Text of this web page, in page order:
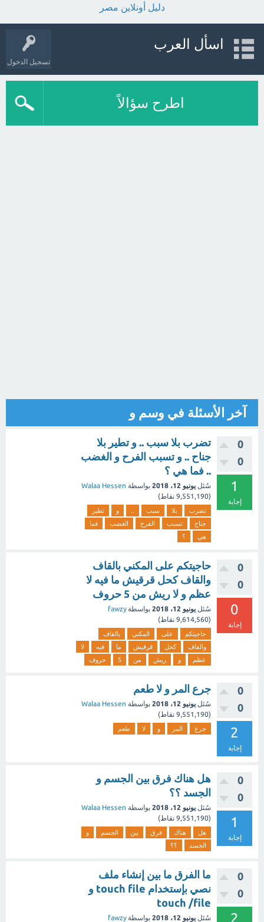
دليل أونلاين مصر
تسجيل الدخول
اسأل العرب
اطرح سؤالاً
آخر الأسئلة في وسم و
0
0
1
إجابة
تضرب بلا سبب .. و تطير بلا
جناح .. و تسبب الفرح و الغضب
.. فما هي ؟
سُئل يونيو 12، 2018 بواسطة Walaa Hessen
(
9,551,190 نقاط)
تضرب بلا سبب .. و
تطير
جناح
تسبب الفرح الغضب
فما
هي
؟
0
0
0
إجابة
حاجيتكم على المكني بالقاف
والقاف كحل قرقيش ما فيه لا
عظم و لا ريش من 5 حروف
سُئل يونيو 12، 2018 بواسطةfawzy
(
9,614,560 نقاط)
حاجيتكم على المكني
بالقاف
والقاف
كحل قرقيش ما فيه
لا
عظم
و ريش من 5 حروف
0
0
2
إجابة
جرع المر و لا طعم
سُئل يونيو 12، 2018 بواسطة Walaa Hessen
(
9,551,190 نقاط)
جرع المر و لا طعم
0
0
1
إجابة
هل هناك فرق بين الجسم و
الجسد ؟؟
سُئل يونيو 12، 2018 بواسطة Walaa Hessen
(
9,551,190 نقاط)
هل هناك فرق بين الجسم
و
الجسد
؟؟
0
0
2
ما الفرق ما بين إنشاء ملف
نصي بإستخدام touch file و
touch /file
سُئل يونيو 12، 2018 بواسطةfawzy